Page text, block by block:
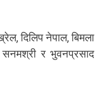
दिलिप नेपाल, बिमला
सनमश्री र भुवनप्रसाद